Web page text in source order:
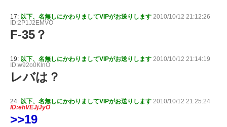
17: 以下、名無しにかわりましてVIPがお送りします 2010/10/12 21:12:26
ID:2P1J2EMVO
F-35？
19: 以下、名無しにかわりましてVIPがお送りします 2010/10/12 21:14:19
ID:w92o0KlnO
レバは？
24: 以下、名無しにかわりましてVIPがお送りします 2010/10/12 21:25:24
ID:ehVEJjJyO
>>19